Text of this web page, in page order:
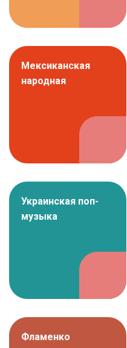
Мексиканская
народная
Украинская поп-
музыка
Фламенко